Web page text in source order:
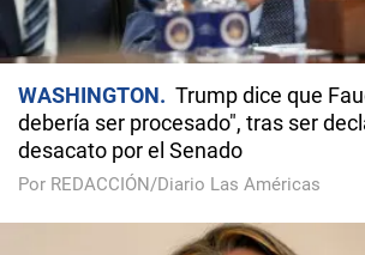
WASHINGTON
Trump dice que
debería ser procesado", tras ser
desacato por el Senado
Por REDACCIÓN/Diario Las Américas